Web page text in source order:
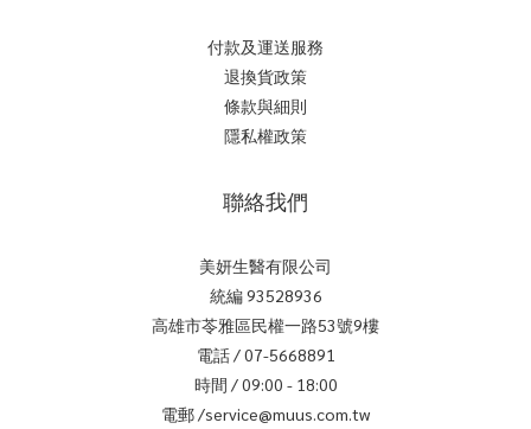
付款及運送服務
退換貨政策
條款與細則
隱私權政策
聯絡我們
美妍生醫有限公司
統編 93528936
高雄市苓雅區民權一路53號9樓
電話 / 07-5668891
時間 / 09:00 - 18:00
電郵 /service@muus.com.tw